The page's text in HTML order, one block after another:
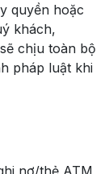
quyền hoặc
khách,
chịu toàn bộ
pháp luật khi
nợ/thẻ ATM